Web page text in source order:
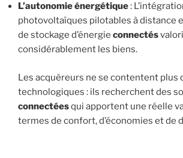
L’autonomie énergétique:
photovoltaïques pilotables à distance
de stockage d’énergie connectés
considérablement les biens.
Les acquéreurs ne se contentent plus
technologiques : ils recherchent des
connectéesqui apportent une réelle
termes de confort, d’économies et de